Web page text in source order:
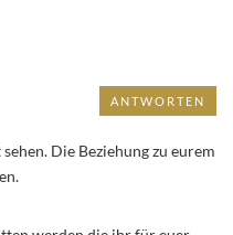
Die Beziehung zu eurem
ANTWORTEN